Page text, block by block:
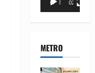
00:00 02:18
METRO